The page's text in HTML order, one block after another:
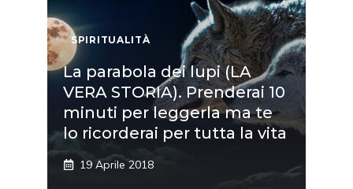
SPIRITUALITÀ
La parabola dei lupi (LA
VERA STORIA). Prenderai 10
minuti per leggerla ma te
lo ricorderai per tutta la vita
19 Aprile 2018